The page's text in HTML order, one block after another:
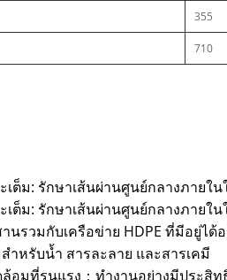
355
710
เต็ม: รักษาเส้นผ่านศูนย์กลางภายใ
เต็ม: รักษาเส้นผ่านศูนย์กลางภายใ
นรวมกับเครือข่าย HDPE ที่มีอยู่ได้
ำหรับน้ำ สารละลาย และสารเคมี
อมที่รุนแรง：ทำงานอย่างมีประสิท